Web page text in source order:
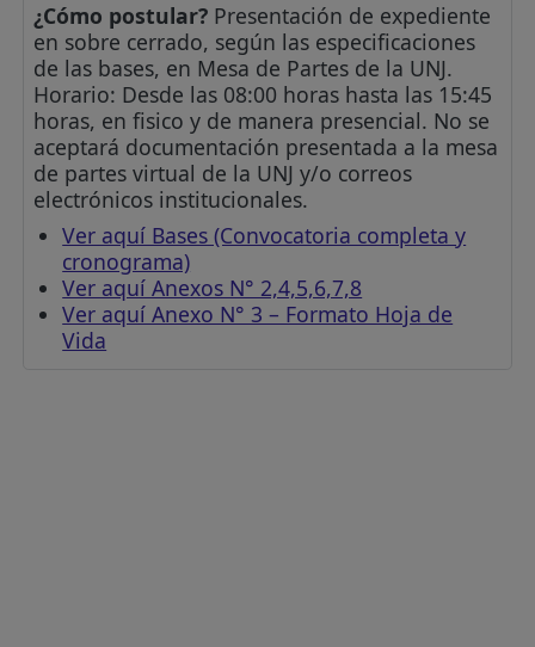
¿Cómo postular? Presentación de expediente
en sobre cerrado, según las especificaciones
de las bases, en Mesa de Partes de la UNJ.
Horario: Desde las 08:00 horas hasta las 15:45
horas, en fisico y de manera presencial. No se
aceptará documentación presentada a la mesa
de partes virtual de la UNJ y/o correos
electrónicos institucionales.
Ver aquí Bases (Convocatoria completa y
cronograma)
Ver aquí Anexos N° 2,4,5,6,7,8
Ver aquí Anexo N° 3 – Formato Hoja de
Vida